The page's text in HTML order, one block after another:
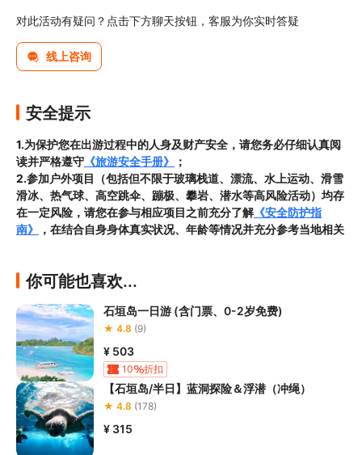
对此活动有疑问？点击下方聊天按钮，客服为你实时答疑
线上咨询
安全提示
1.为保护您在出游过程中的人身及财产安全，请您务必仔细认真阅
读并严格遵守 《旅游安全手册》
；
2.参加户外项目（包括但不限于玻璃栈道、漂流、水上运动、滑雪
滑冰、热气球、高空跳伞、蹦极、攀岩、潜水等高风险活动）均存
在一定风险，请您在参与相应项目之前充分了解《安全防护指
南》
，在结合自身身体真实状况、年龄等情况并充分参考当地相关
客服人员了解本项目的准入年龄、准入身高、准入体重等准入要
4.本项目禁止高血压、心脏病等不适宜剧烈运动的疾病患者及体质
较弱的游客参加
，若您隐瞒前述情况导致发生事故的，由您本人自
行承担全部后果，因此给旅行社造成损失的，您本人或家属还需对
旅行社进行全额赔偿；
5.请您在项目全程均正确穿戴好安全护具，若您在项目过程中感到
任何不适的，请及时与项目工作人员进行沟通，工作人员将尽全力
为您提供必要支持；
6.若本项目因天气恶劣或其他不可抗力导致无法成行的，请您依照
你可能也喜欢...
石垣岛一日游 (含门票、0-2岁免费)
★ 4.8 (9)
¥ 503
10 折扣
【石垣岛/半日】蓝洞探险＆浮潜（冲绳）
★ 4.8 (178)
¥ 315